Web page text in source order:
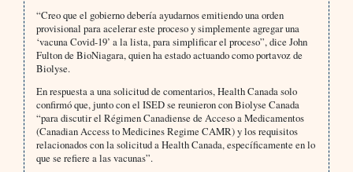
“Creo que el gobierno debería ayudarnos emitiendo una orden
provisional para acelerar este proceso y simplemente agregar una
‘vacuna Covid-19’ a la lista, para simplificar el proceso”, dice John
Fulton de BioNiagara, quien ha estado actuando como portavoz de
Biolyse.
En respuesta a una solicitud de comentarios, Health Canada solo
confirmó que, junto con el ISED se reunieron con Biolyse Canada
“para discutir el Régimen Canadiense de Acceso a Medicamentos
(Canadian Access to Medicines Regime CAMR) y los requisitos
relacionados con la solicitud a Health Canada, específicamente en lo
que se refiere a las vacunas”.